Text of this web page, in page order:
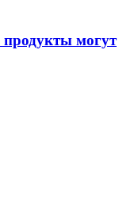
могут